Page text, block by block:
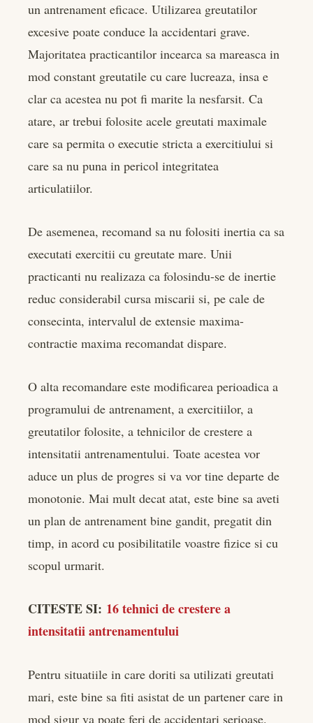
un antrenament eficace. Utilizarea greutatilor
excesive poate conduce la accidentari grave.
Majoritatea practicantilor incearca sa mareasca in
mod constant greutatile cu care lucreaza, insa e
clar ca acestea nu pot fi marite la nesfarsit. Ca
atare, ar trebui folosite acele greutati maximale
care sa permita o executie stricta a exercitiului si
care sa nu puna in pericol integritatea
articulatiilor.
De asemenea, recomand sa nu folositi inertia ca sa
executati exercitii cu greutate mare. Unii
practicanti nu realizaza ca folosindu-se de inertie
reduc considerabil cursa miscarii si, pe cale de
consecinta, intervalul de extensie maxima-
contractie maxima recomandat dispare.
O alta recomandare este modificarea perioadica a
programului de antrenament, a exercitiilor, a
greutatilor folosite, a tehnicilor de crestere a
intensitatii antrenamentului. Toate acestea vor
aduce un plus de progres si va vor tine departe de
monotonie. Mai mult decat atat, este bine sa aveti
un plan de antrenament bine gandit, pregatit din
timp, in acord cu posibilitatile voastre fizice si cu
scopul urmarit.
CITESTE SI: 16 tehnici de crestere a
intensitatii antrenamentului
Pentru situatiile in care doriti sa utilizati greutati
mari, este bine sa fiti asistat de un partener care in
mod sigur va poate feri de accidentari serioase.